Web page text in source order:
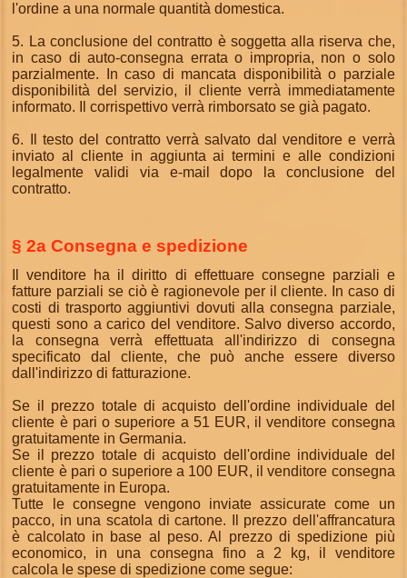
l'ordine a una normale quantità domestica.
5. La conclusione del contratto è soggetta alla riserva che,
in caso di auto-consegna errata o impropria, non o solo
parzialmente. In caso di mancata disponibilità o parziale
disponibilità del servizio, il cliente verrà immediatamente
informato. Il corrispettivo verrà rimborsato se già pagato.
6. Il testo del contratto verrà salvato dal venditore e verrà
inviato al cliente in aggiunta ai termini e alle condizioni
legalmente validi via e-mail dopo la conclusione del
contratto.
§ 2a Consegna e spedizione
Il venditore ha il diritto di effettuare consegne parziali e
fatture parziali se ciò è ragionevole per il cliente. In caso di
costi di trasporto aggiuntivi dovuti alla consegna parziale,
questi sono a carico del venditore. Salvo diverso accordo,
la consegna verrà effettuata all'indirizzo di consegna
specificato dal cliente, che può anche essere diverso
dall'indirizzo di fatturazione.
Se il prezzo totale di acquisto dell'ordine individuale del
cliente è pari o superiore a 51 EUR, il venditore consegna
gratuitamente in Germania.
Se il prezzo totale di acquisto dell'ordine individuale del
cliente è pari o superiore a 100 EUR, il venditore consegna
gratuitamente in Europa.
Tutte le consegne vengono inviate assicurate come un
pacco, in una scatola di cartone. Il prezzo dell'affrancatura
è calcolato in base al peso. Al prezzo di spedizione più
economico, in una consegna fino a 2 kg, il venditore
calcola le spese di spedizione come segue: